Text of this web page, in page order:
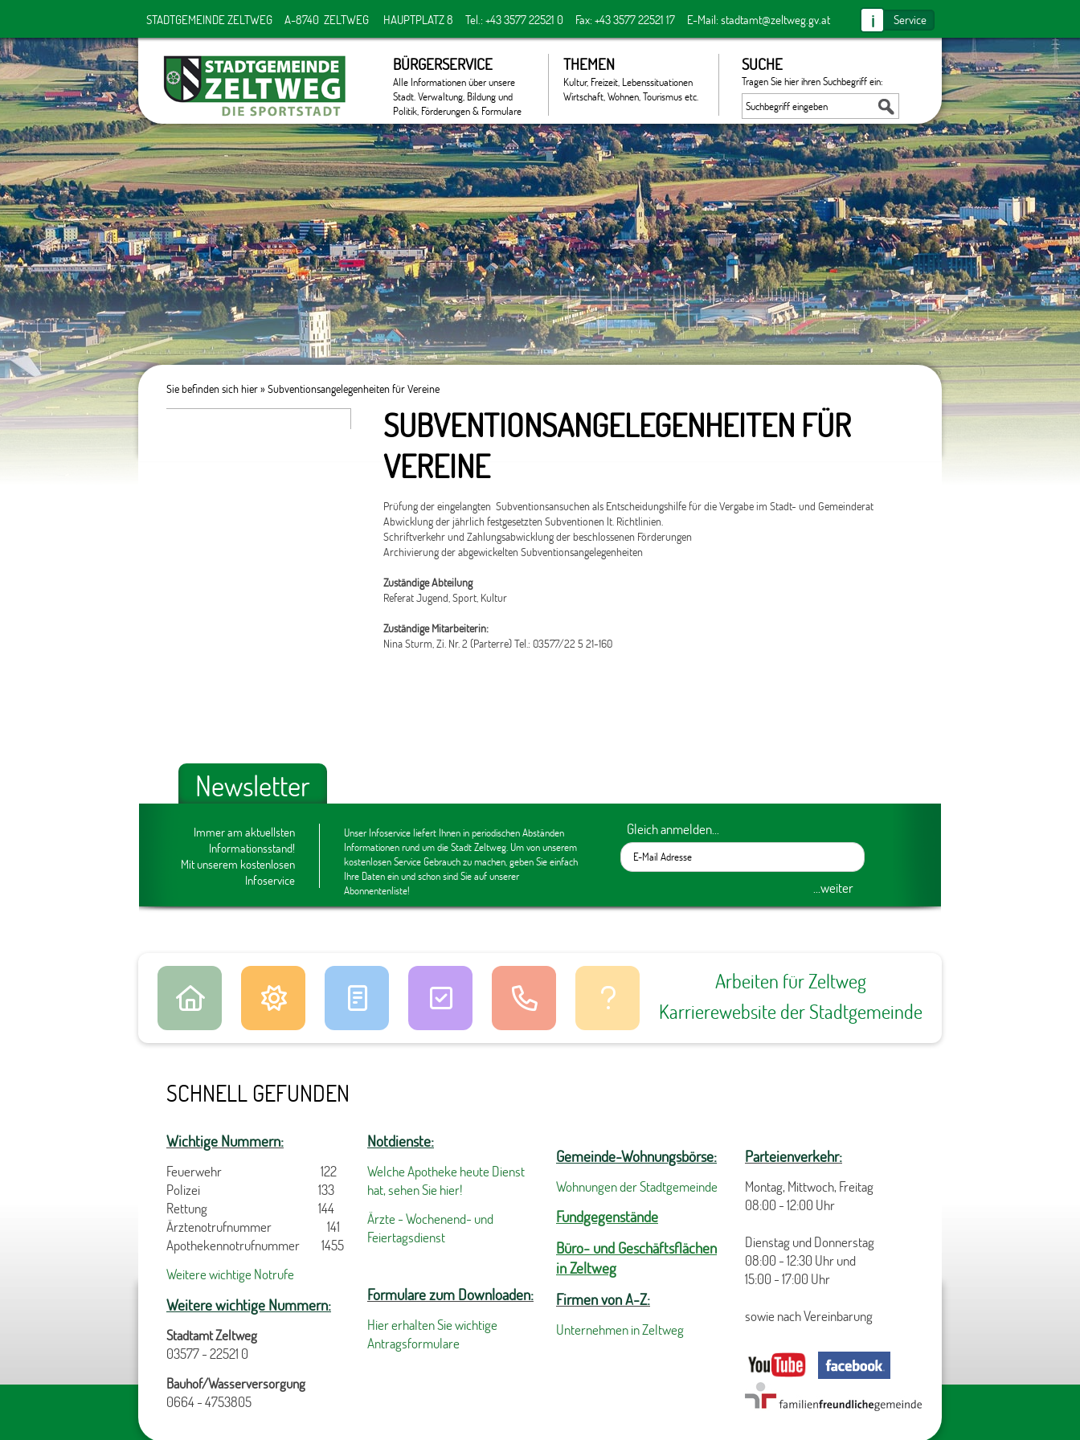
STADTGEMEINDE ZELTWEG A-8740 ZELTWEG HAUPTPLATZ 8 Tel.: +43 3577 22521 0 Fax: +43 3577 22521 17 E-Mail: stadtamt@zeltweg.gv.at i Service
BÜRGERSERVICE
Alle Informationen über unsere
Stadt. Verwaltung, Bildung und
Politik, Förderungen & Formulare
THEMEN
Kultur, Freizeit, Lebenssituationen
Wirtschaft, Wohnen, Tourismus etc.
SUCHE
Tragen Sie hier ihren Suchbegriff ein:
Sie befinden sich hier » Subventionsangelegenheiten für Vereine
SUBVENTIONSANGELEGENHEITEN FÜR
VEREINE
Prüfung der eingelangten Subventionsansuchen als Entscheidungshilfe für die Vergabe im Stadt- und Gemeinderat
Abwicklung der jährlich festgesetzten Subventionen lt. Richtlinien.
Schriftverkehr und Zahlungsabwicklung der beschlossenen Förderungen
Archivierung der abgewickelten Subventionsangelegenheiten
Zuständige Abteilung
Referat Jugend, Sport, Kultur
Zuständige Mitarbeiterin:
Nina Sturm, Zi. Nr. 2 (Parterre) Tel.: 03577/22 5 21-160
Newsletter
Immer am aktuellsten
Informationsstand!
Mit unserem kostenlosen
Infoservice
Unser Infoservice liefert Ihnen in periodischen Abständen
Informationen rund um die Stadt Zeltweg. Um von unserem
kostenlosen Service Gebrauch zu machen, geben Sie einfach
Ihre Daten ein und schon sind Sie auf unserer
Abonnentenliste!
Gleich anmelden...
Arbeiten für Zeltweg
Karrierewebsite der Stadtgemeinde
SCHNELL GEFUNDEN
Wichtige Nummern:
Feuerwehr 122
Polizei 133
Rettung 144
Ärztenotrufnummer 141
Apothekennotrufnummer 1455
Weitere wichtige Notrufe
Weitere wichtige Nummern:
Stadtamt Zeltweg
03577 - 22521 0
Bauhof/Wasserversorgung
0664 - 4753805
Notdienste:
Welche Apotheke heute Dienst
hat, sehen Sie hier!
Ärzte - Wochenend- und
Feiertagsdienst
Formulare zum Downloaden:
Hier erhalten Sie wichtige
Antragsformulare
Gemeinde-Wohnungsbörse:
Wohnungen der Stadtgemeinde
Fundgegenstände
Büro- und Geschäftsflächen
in Zeltweg
Firmen von A-Z:
Unternehmen in Zeltweg
Parteienverkehr:
Montag, Mittwoch, Freitag
08:00 - 12:00 Uhr
Dienstag und Donnerstag
08:00 - 12:30 Uhr und
15:00 - 17:00 Uhr
sowie nach Vereinbarung